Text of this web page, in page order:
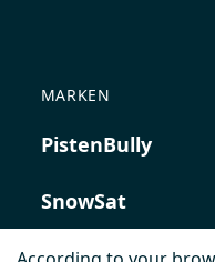
MARKEN
PistenBully
SnowSat